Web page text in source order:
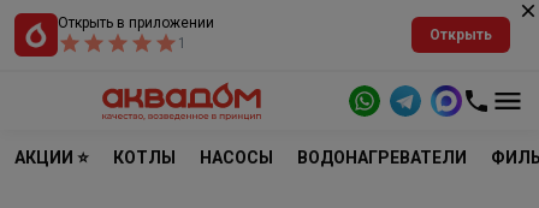
Открыть в приложении
1
Открыть
АКЦИИ ⭐ КОТЛЫ НАСОСЫ ВОДОНАГРЕВАТЕЛИ